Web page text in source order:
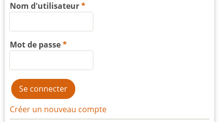
Nom d'utilisateur
Mot de passe
Créer un nouveau compte